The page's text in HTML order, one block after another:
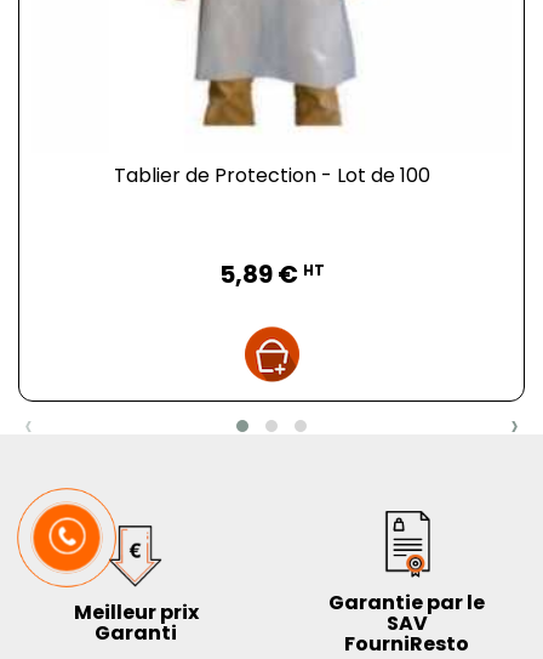
Tablier de Protection - Lot de 100
5,89 € HT
‹ ›
Meilleur prix
Garanti
Garantie par le
SAV
FourniResto